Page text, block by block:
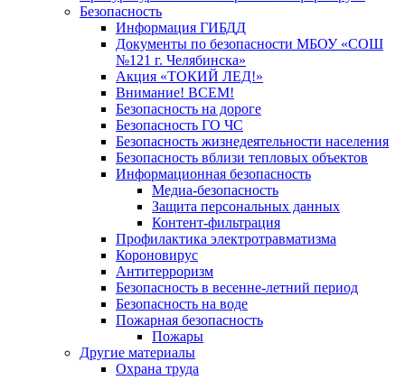
Безопасность
Информация ГИБДД
Документы по безопасности МБОУ «СОШ
№121 г. Челябинска»
Акция «ТОКИЙ ЛЕД!»
Внимание! ВСЕМ!
Безопасность на дороге
Безопасность ГО ЧС
Безопасность жизнедеятельности населения
Безопасность вблизи тепловых объектов
Информационная безопасность
Медиа-безопасность
Защита персональных данных
Контент-фильтрация
Профилактика электротравматизма
Короновирус
Антитерроризм
Безопасность в весенне-летний период
Безопасность на воде
Пожарная безопасность
Пожары
Другие материалы
Охрана труда